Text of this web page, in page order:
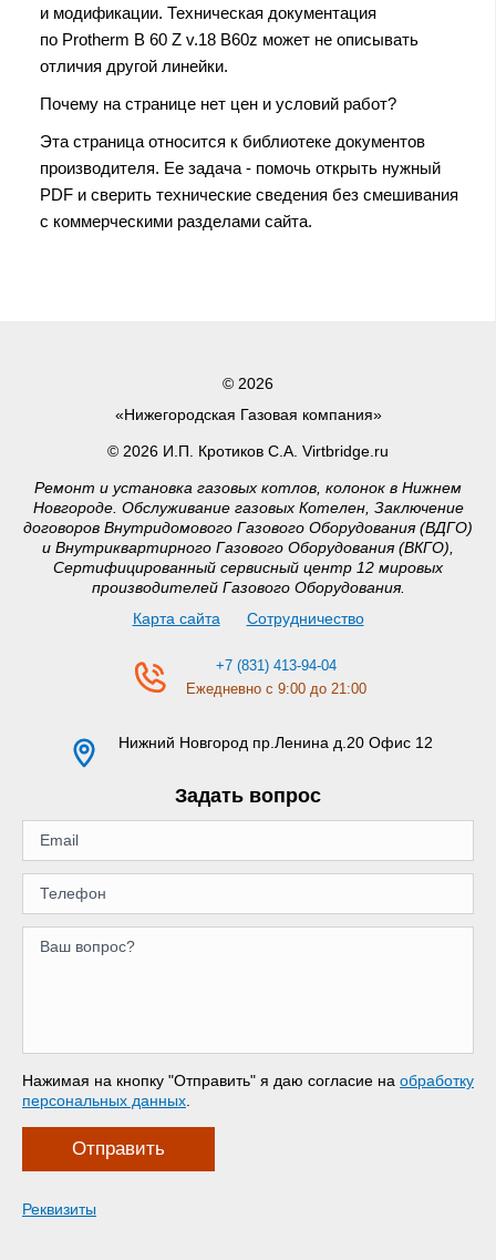
и модификации. Техническая документация
по Protherm B 60 Z v.18 B60z может не описывать
отличия другой линейки.
Почему на странице нет цен и условий работ?
Эта страница относится к библиотеке документов
производителя. Ее задача - помочь открыть нужный
PDF и сверить технические сведения без смешивания
с коммерческими разделами сайта.
© 2026
«Нижегородская Газовая компания»
© 2026 И.П. Кротиков С.А. Virtbridge.ru
Ремонт и установка газовых котлов, колонок в Нижнем
Новгороде. Обслуживание газовых Котелен, Заключение
договоров Внутридомового Газового Оборудования (ВДГО)
и Внутриквартирного Газового Оборудования (ВКГО),
Сертифицированный сервисный центр 12 мировых
производителей Газового Оборудования.
Карта сайта
Сотрудничество
+7 (831) 413-94-04
Ежедневно с 9:00 до 21:00
Нижний Новгород пр.Ленина д.20 Офис 12
Задать вопрос
Нажимая на кнопку "Отправить" я даю согласие на обработку
персональных данных
Отправить
Реквизиты